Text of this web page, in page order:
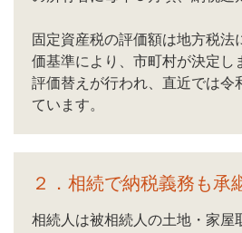
固定資産税の評価額は地方税法
価基準により、市町村が決定し
評価替えが行われ、直近では令
ています。
２．相続で納税義務も承
相続人は被相続人の土地・家屋